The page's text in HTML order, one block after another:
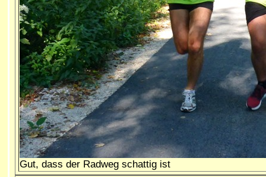
Gut, dass der Radweg schattig ist